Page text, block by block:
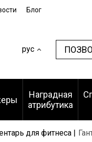
Блог
рус
Наградная
атрибутика
для фитнеса |